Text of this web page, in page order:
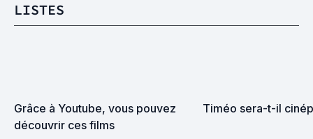
LISTES
Grâce à Youtube, vous pouvez
découvrir ces films
Timéo sera-t-il